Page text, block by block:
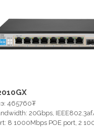
465760₮
20Gbps,
8 1000Mbps POE port, 2